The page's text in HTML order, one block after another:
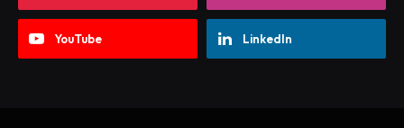
YouTube LinkedIn